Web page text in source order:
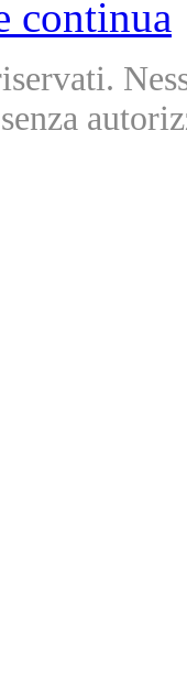
continua
senza